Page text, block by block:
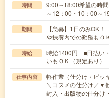
時間
9:00～18:00希望の時
～12：00・10：00～
期間
【急募】1日のみOK
や扶養内での勤務もＯ
時給
時給1400円 ■日払い
いもＯＫ（規定あり）
仕事内容
軽作業（仕分け・ピッ
＼コスメの仕分け／▼
封入・出版物の仕分け